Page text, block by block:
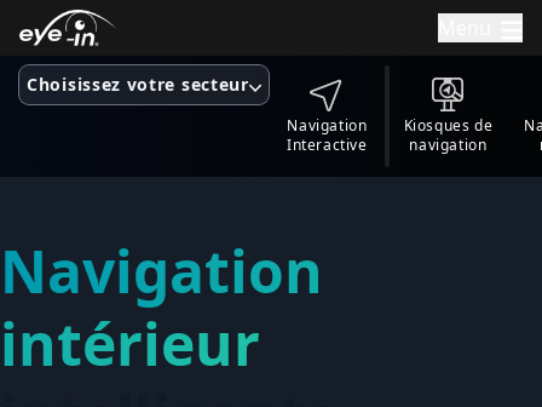
Choisissez votre secteur
Navigation
Interactive
Kiosques de
navigation
Navigation
intérieur